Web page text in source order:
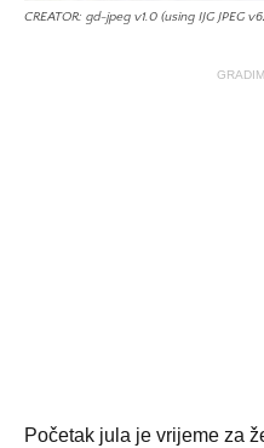
CREATOR: gd-jpeg v1.0 (using IJG JPEG
Početak jula je vrijeme za